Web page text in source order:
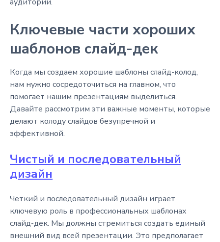
Ключевые части хороших
шаблонов слайд-дек
Когда мы создаем хорошие шаблоны слайд-колод,
нам нужно сосредоточиться на главном, что
помогает нашим презентациям выделиться.
Давайте рассмотрим эти важные моменты, которые
делают колоду слайдов безупречной и
эффективной.
Чистый и последовательный
дизайн
Четкий и последовательный дизайн играет
ключевую роль в профессиональных шаблонах
слайд-дек. Мы должны стремиться создать единый
внешний вид всей презентации. Это предполагает